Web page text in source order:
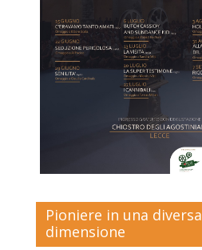
Pioniere in una diversa
dimensione